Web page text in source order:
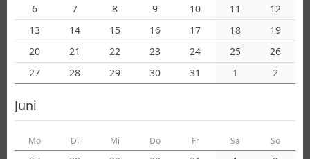
6
7 8 9 10 11
12
13
14 15 16 17 18
19
20
21 22 23 24 25
26
27
28 29 30 31 1 2
Juni
Mo Di Mi Do Fr Sa So